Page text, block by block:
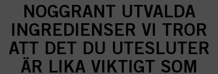
NOGGRANT UTVALDA
INGREDIENSER VI TROR
ATT DET DU UTESLUTER
ÄR LIKA VIKTIGT SOM